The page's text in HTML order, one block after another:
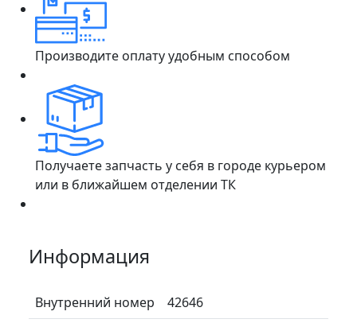
Производите оплату удобным способом
Получаете запчасть у себя в городе курьером
или в ближайшем отделении ТК
Информация
Внутренний номер 42646